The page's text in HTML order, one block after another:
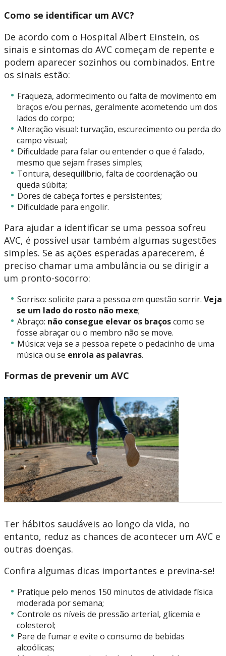
Como se identificar um AVC?
De acordo com o Hospital Albert Einstein, os
sinais e sintomas do AVC começam de repente e
podem aparecer sozinhos ou combinados. Entre
os sinais estão:
Fraqueza, adormecimento ou falta de movimento em
braços e/ou pernas, geralmente acometendo um dos
lados do corpo;
Alteração visual: turvação, escurecimento ou perda do
campo visual;
Dificuldade para falar ou entender o que é falado,
mesmo que sejam frases simples;
Tontura, desequilíbrio, falta de coordenação ou
queda súbita;
Dores de cabeça fortes e persistentes;
Dificuldade para engolir.
Para ajudar a identificar se uma pessoa sofreu
AVC, é possível usar também algumas sugestões
simples. Se as ações esperadas aparecerem, é
preciso chamar uma ambulância ou se dirigir a
um pronto-socorro:
Sorriso: solicite para a pessoa em questão sorrir. Veja
se um lado do rosto não mexe;
Abraço: não consegue elevar os braçoscomo se
fosse abraçar ou o membro não se move.
Música: veja se a pessoa repete o pedacinho de uma
música ou se enrola as palavras.
Formas de prevenir um AVC
Ter hábitos saudáveis ao longo da vida, no
entanto, reduz as chances de acontecer um AVC e
outras doenças.
Confira algumas dicas importantes e previna-se!
Pratique pelo menos 150 minutos de atividade física
moderada por semana;
Controle os níveis de pressão arterial, glicemia e
colesterol;
Pare de fumar e evite o consumo de bebidas
alcoólicas;